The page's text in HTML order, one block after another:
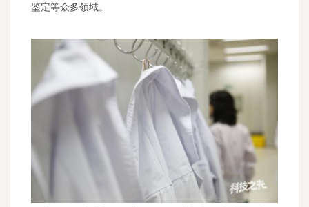
鉴定等众多领域。